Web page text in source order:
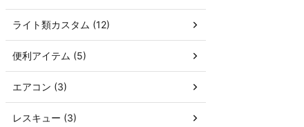
ライト類カスタム (12)
便利アイテム (5)
エアコン (3)
レスキュー (3)